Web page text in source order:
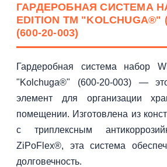
ГАРДЕРОБНАЯ СИСТЕМА
EDITION ТМ
(600-20-003)
Гардеробная система набор
"Kolchuga®" (600-20-003) —
элемент для организации
помещении. Изготовлена из
с триплексным
ZiPoFlex®, эта система
долговечность.